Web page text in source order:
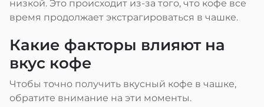
низкой. Это происходит из-за того, что кофе все
время продолжает экстрагироваться в чашке.
Какие факторы влияют на
вкус кофе
Чтобы точно получить вкусный кофе в чашке,
обратите внимание на эти моменты.